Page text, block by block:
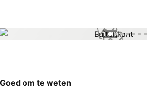
1 / 19
Goed om te weten